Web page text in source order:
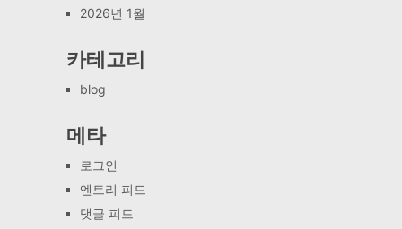
2026년 1월
카테고리
blog
메타
로그인
엔트리 피드
댓글 피드